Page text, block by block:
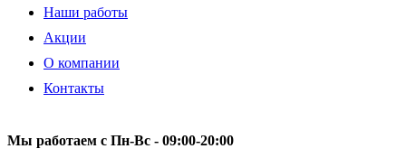
Наши работы
Акции
О компании
Контакты
Мы работаем с Пн-Вc - 09:00-20:00